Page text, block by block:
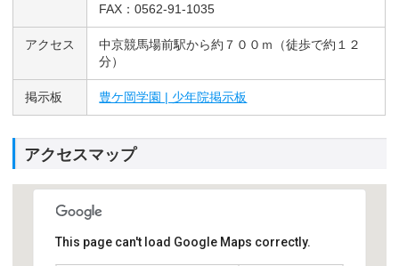
FAX：0562-91-1035
アクセス
中京競馬場前駅から約７００ｍ（徒歩で約１２
分）
掲示板 豊ケ岡学園 | 少年院掲示板
アクセスマップ
This page can't load Google Maps correctly.